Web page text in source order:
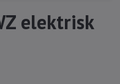
elektrisk